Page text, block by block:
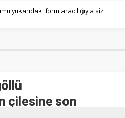
yukarıdaki form aracılığıyla siz
çilesine son